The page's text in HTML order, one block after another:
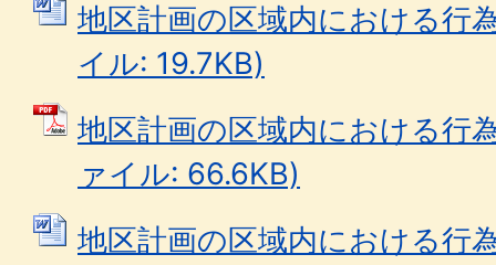
地区計画の区域内における行
イル: 19.7KB)
地区計画の区域内における行
ァイル: 66.6KB)
地区計画の区域内における行